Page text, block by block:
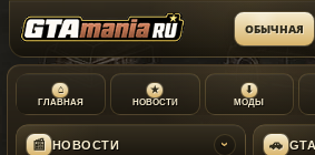
ОБЫЧНАЯ
⌂
ГЛАВНАЯ
★
НОВОСТИ
⬇
МОДЫ
📰 НОВОСТИ › 🚗